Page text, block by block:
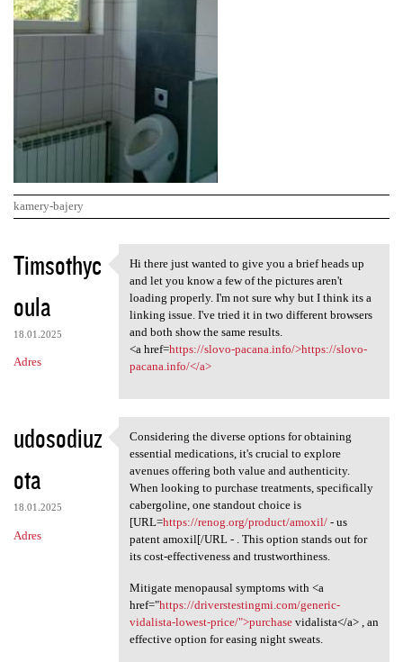
kamery-bajery
K
o
m
e
n
r
z
e
Timsothyc
oula
18.01.2025
Adres
Hi there just wanted to give
Hi there just wanted to give you a brief heads up
and let you know a few of the pictures aren't
loading properly. I'm not sure why but I think its a
linking issue. I've tried it in two different browsers
and both show the same results.
<a href=https://slovo-pacana.info/>https://slovo-
pacana.info/</a>
udosodiuz
ota
18.01.2025
Adres
Considering the diverse
Considering the diverse options for obtaining
essential medications, it's crucial to explore
avenues offering both value and authenticity.
When looking to purchase treatments, specifically
cabergoline, one standout choice is
[URL=https://renog.org/product/amoxil/- us
patent amoxil[/URL - . This option stands out for
its cost-effectiveness and trustworthiness.
Mitigate menopausal symptoms with <a
href="https://driverstestingmi.com/generic-
vidalista-lowest-price/">purchasevidalista</a> , an
effective option for easing night sweats.